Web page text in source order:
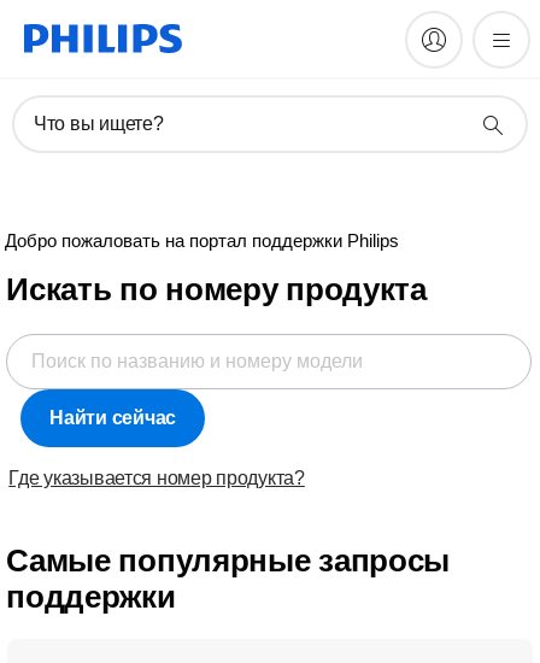
Что вы ищете?
Добро пожаловать на портал поддержки Philips
Искать по номеру продукта
Найти сейчас
Где указывается номер продукта?
Самые популярные запросы
поддержки